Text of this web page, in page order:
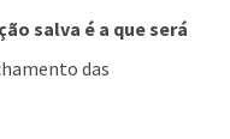
salva é a que será
das